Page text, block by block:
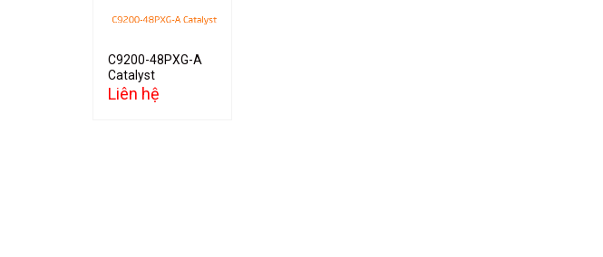
C9200-48PXG-A
Catalyst
Liên hệ